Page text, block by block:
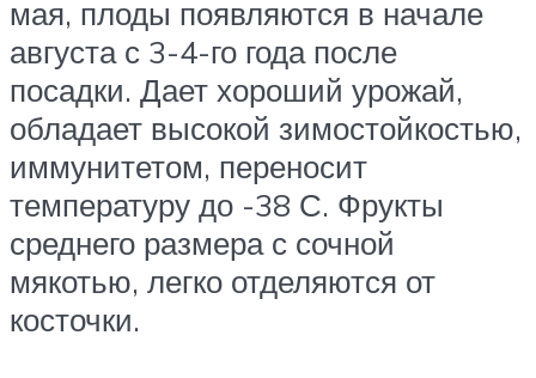
мая, плоды появляются в начале
августа с 3-4-го года после
посадки. Дает хороший урожай,
обладает высокой зимостойкостью,
иммунитетом, переносит
температуру до -38 С. Фрукты
среднего размера с сочной
мякотью, легко отделяются от
косточки.